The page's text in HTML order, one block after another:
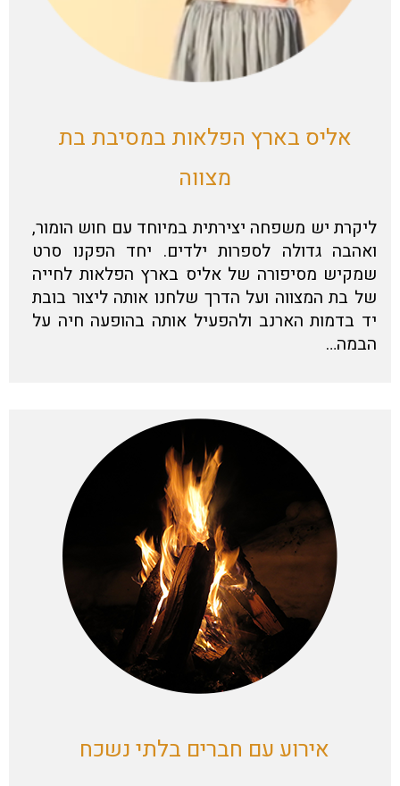
אליס בארץ הפלאות במסיבת בת
מצווה
ליקרת יש משפחה יצירתית במיוחד עם חוש הומור,
ואהבה גדולה לספרות ילדים. יחד הפקנו סרט
שמקיש מסיפורה של אליס בארץ הפלאות לחייה
של בת המצווה ועל הדרך שלחנו אותה ליצור בובת
יד בדמות הארנב ולהפעיל אותה בהופעה חיה על
הבמה…
אירוע עם חברים בלתי נשכח